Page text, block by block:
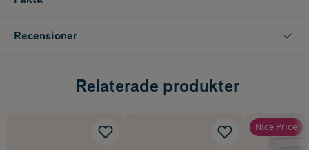
Recensioner
Relaterade produkter
Nice Price